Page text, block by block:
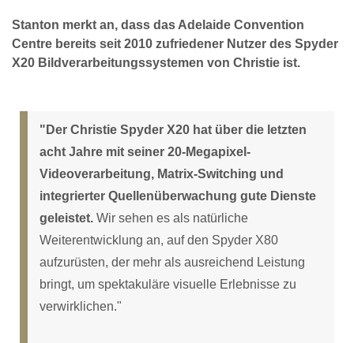
Stanton merkt an, dass das Adelaide Convention
Centre bereits seit 2010 zufriedener Nutzer des Spyder
X20 Bildverarbeitungssystemen von Christie ist.
"Der Christie Spyder X20 hat über die letzten
acht Jahre mit seiner 20-Megapixel-
Videoverarbeitung, Matrix-Switching und
integrierter Quellenüberwachung gute Dienste
geleistet. Wir sehen es als natürliche
Weiterentwicklung an, auf den Spyder X80
aufzurüsten, der mehr als ausreichend Leistung
bringt, um spektakuläre visuelle Erlebnisse zu
verwirklichen."